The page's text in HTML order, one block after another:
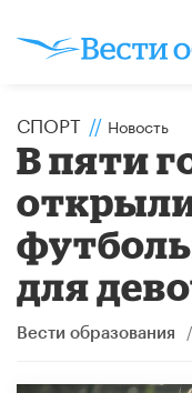
СПОРТ // Новость
В пяти
для
Вести образования /